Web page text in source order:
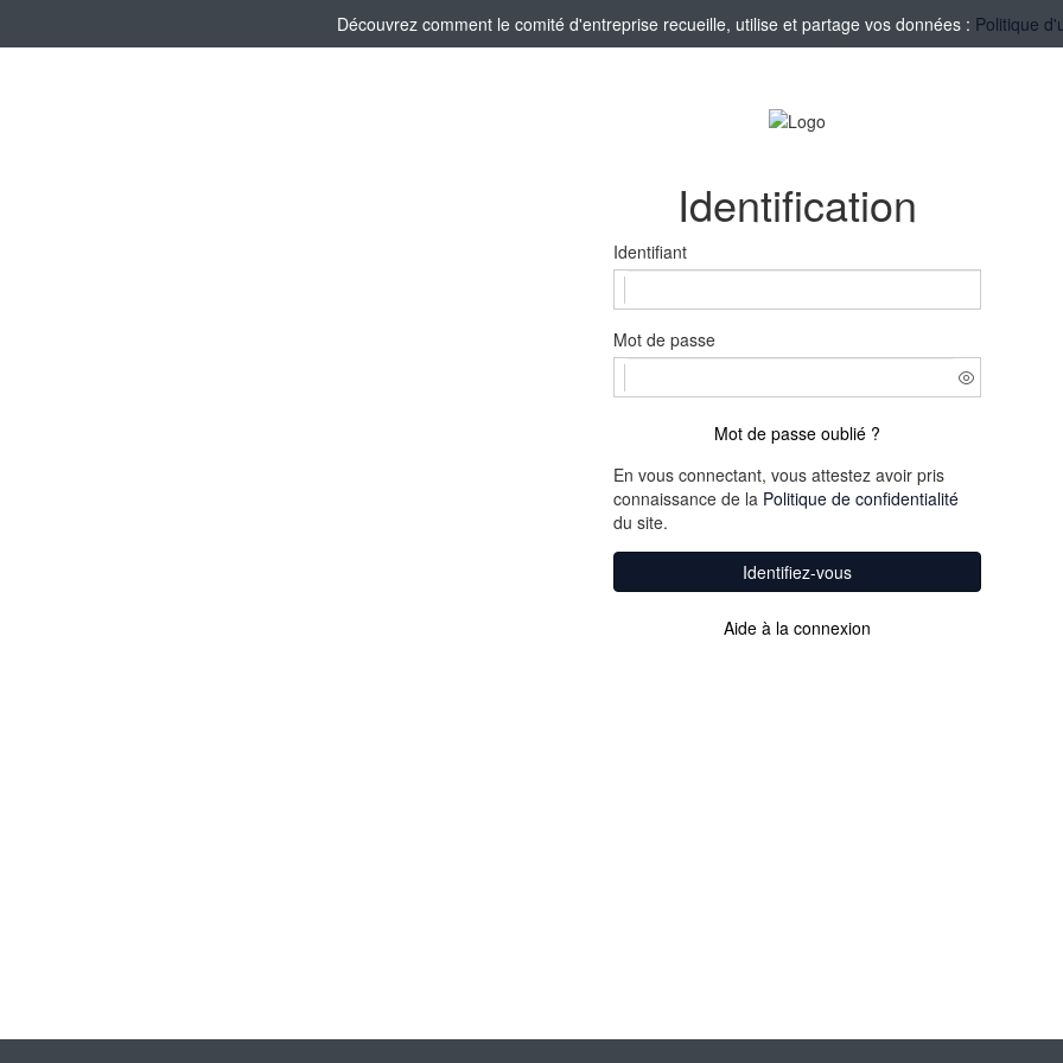
Découvrez comment le comité d'entreprise recueille, utilise et partage vos données : Politique
Identification
Identifiant
Mot de passe
Mot de passe oublié ?
En vous connectant, vous attestez avoir pris
connaissance de la Politique de confidentialité
du site.
Identifiez-vous
Aide à la connexion